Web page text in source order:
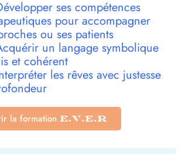
ses compétences
pour accompagner
ou ses patients
un langage symbolique
et cohérent
les rêves avec justesse
la formation E.V.E.R